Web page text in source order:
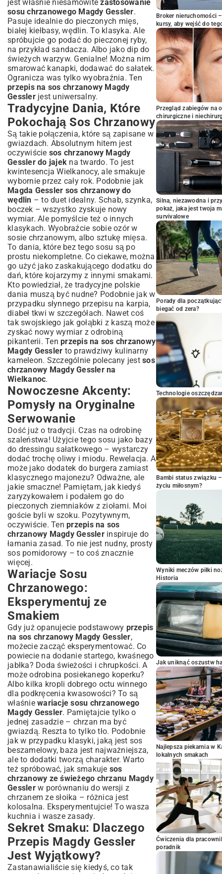
jest właśnie niesamowitezastosowanie
sosu chrzanowego Magdy Gessler.
Pasuje idealnie do pieczonych mięs,
białej kiełbasy, wędlin. To klasyka. Ale
spróbujcie go podać do pieczonej ryby,
na przykład sandacza. Albo jako dip do
świeżych warzyw. Genialne! Można nim
smarować kanapki, dodawać do sałatek.
Ogranicza was tylko wyobraźnia. Ten
przepis na sos chrzanowy Magdy
Gesslerjest uniwersalny.
Tradycyjne Dania, Które
Pokochają Sos Chrzanowy
Są takie połączenia, które są zapisane w
gwiazdach. Absolutnym hitem jest
oczywiście sos chrzanowy Magdy
Gessler do jajek na twardo. To jest
kwintesencja Wielkanocy, ale smakuje
wybornie przez cały rok. Podobnie jak
Magda Gessler sos chrzanowy do
wędlin – to duet idealny. Schab, szynka,
boczek – wszystko zyskuje nowy
wymiar. Ale pomyślcie też o innych
klasykach. Wyobraźcie sobie ozór w
sosie chrzanowym, albo sztukę mięsa.
To dania, które bez tego sosu są po
prostu niekompletne. Co ciekawe, można
go użyć jako zaskakującego dodatku do
dań, które kojarzymy z innymi smakami.
Kto powiedział, że tradycyjne polskie
dania muszą być nudne? Podobnie jak w
przypadku słynnego przepisu na karpia,
diabeł tkwi w szczegółach. Nawet coś
tak swojskiego jak gołąbki z kaszą może
zyskać nowy wymiar z odrobiną
pikanterii. Ten przepis na sos chrzanowy
Magdy Gessler to prawdziwy kulinarny
kameleon. Szczególnie polecany jest sos
chrzanowy Magdy Gessler na
Wielkanoc.
Nowoczesne Akcenty:
Pomysły na Oryginalne
Serwowanie
Dość już o tradycji. Czas na odrobinę
szaleństwa! Użyjcie tego sosu jako bazy
do dressingu sałatkowego – wystarczy
dodać trochę oliwy i miodu. Rewelacja. A
może jako dodatek do burgera zamiast
klasycznego majonezu? Odważne, ale
jakie smaczne! Pamiętam, jak kiedyś
zaryzykowałem i podałem go do
pieczonych ziemniaków z ziołami. Moi
goście byli w szoku. Pozytywnym,
oczywiście. Ten przepis na sos
chrzanowy Magdy Gesslerinspiruje do
łamania zasad. To nie jest nudny, prosty
sos pomidorowy – to coś znacznie
więcej.
Wariacje Sosu
Chrzanowego:
Eksperymentuj ze
Smakiem
Gdy już opanujecie podstawowy przepis
na sos chrzanowy Magdy Gessler,
możecie zacząć eksperymentować. Co
powiecie na dodanie startego, kwaśnego
jabłka? Doda świeżości i chrupkości. A
może odrobina posiekanego koperku?
Albo kilka kropli dobrego octu winnego
dla podkręcenia kwasowości? To są
właśnie wariacje sosu chrzanowego
Magdy Gessler. Pamiętajcie tylko o
jednej zasadzie – chrzan ma być
gwiazdą. Reszta to tylko tło. Podobnie
jak w przypadku klasyki, jaką jest sos
beszamelowy, baza jest najważniejsza,
ale to dodatki tworzą charakter. Warto
też spróbować, jak smakuje sos
chrzanowy ze świeżego chrzanu Magdy
Gesslerw porównaniu do wersji z
chrzanem ze słoika – różnica jest
kolosalna. Eksperymentujcie! To wasza
kuchnia i wasze zasady.
Sekret Smaku: Dlaczego
Przepis Magdy Gessler
Jest Wyjątkowy?
Zastanawialiście się kiedyś, co tak
Broker nieruchomości
kursy, aby wejść do
Przegląd zabiegów na
chirurgiczne i
Silna, niezawodna i
pokaż, jaka jest twoja
survivalowe
Porady dla
biegać od zera?
Technologie
Bambi status związku
życiu miłosnym?
Wyniki meczów piłki
Historia
Jak uniknąć oszustw
Najlepsza piekarnia w
lokalnych smakach
Ćwiczenia dla
poradnik